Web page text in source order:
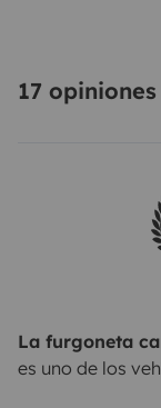
17 opiniones
La furgoneta
es uno de los